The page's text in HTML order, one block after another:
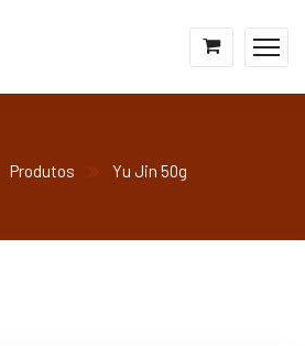
Produtos Yu Jin 50g